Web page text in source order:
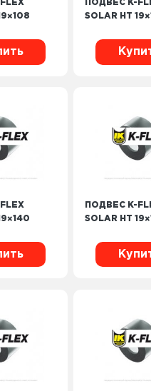
ПОДВЕС K-
SOLAR HT
ПОДВЕС K-
SOLAR HT